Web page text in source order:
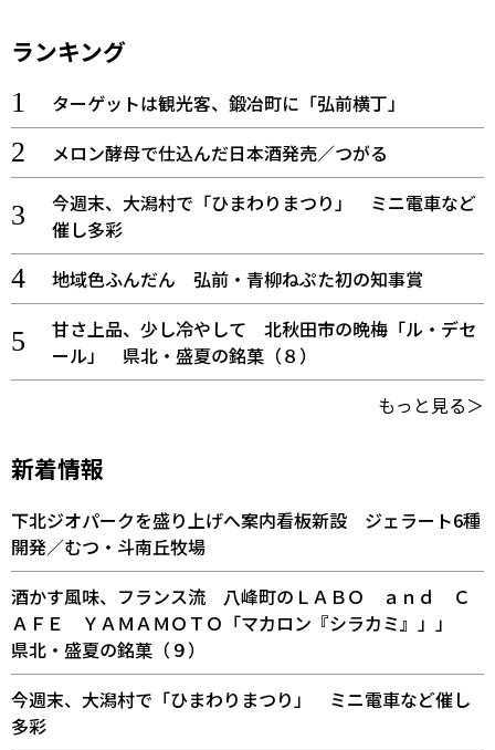
ランキング
ターゲットは観光客、鍛冶町に「弘前横丁」
メロン酵母で仕込んだ日本酒発売／つがる
今週末、大潟村で「ひまわりまつり」 ミニ電車など
催し多彩
地域色ふんだん 弘前・青柳ねぷた初の知事賞
甘さ上品、少し冷やして 北秋田市の晩梅「ル・デセ
ール」 県北・盛夏の銘菓（８）
もっと見る＞
新着情報
下北ジオパークを盛り上げへ案内看板新設 ジェラート6種
開発／むつ・斗南丘牧場
酒かす風味、フランス流 八峰町のＬＡＢＯ ａｎｄ Ｃ
ＡＦＥ ＹＡＭＡＭＯＴＯ「マカロン『シラカミ』」」
県北・盛夏の銘菓（９）
今週末、大潟村で「ひまわりまつり」 ミニ電車など催し
多彩